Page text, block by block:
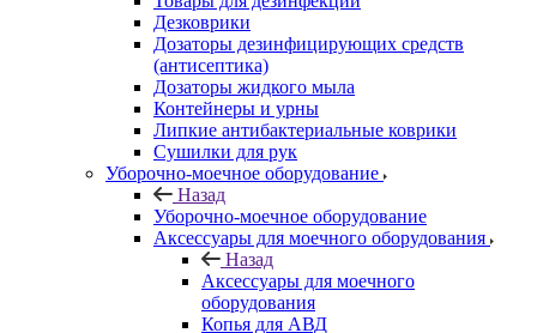
Дезковрики
Дозаторы дезинфицирующих средств
(антисептика)
Дозаторы жидкого мыла
Контейнеры и урны
Липкие антибактериальные коврики
Сушилки для рук
Уборочно-моечное оборудование
Назад
Уборочно-моечное оборудование
Аксессуары для моечного оборудования
Назад
Аксессуары для моечного
оборудования
Копья для АВД